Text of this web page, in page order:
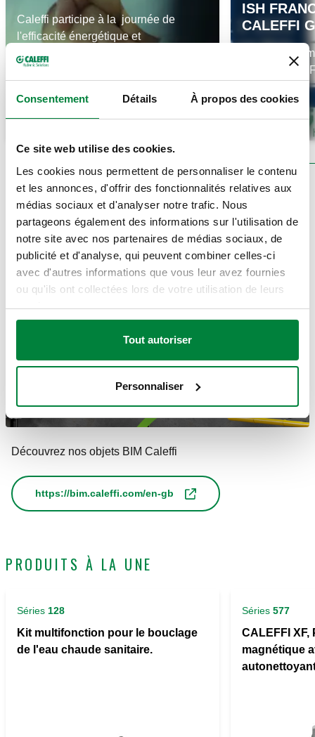
Consentement Détails À propos des cookies
Ce site web utilise des cookies.
Les cookies nous permettent de personnaliser le contenu
et les annonces, d'offrir des fonctionnalités relatives aux
médias sociaux et d'analyser notre trafic. Nous
partageons également des informations sur l'utilisation de
notre site avec nos partenaires de médias sociaux, de
publicité et d'analyse, qui peuvent combiner celles-ci
avec d'autres informations que vous leur avez fournies
ou qu'ils ont collectées lors de votre utilisation de leurs
services.
Tout autoriser
Personnaliser
Caleffi participe à la journée de
l'efficacité énergétique et
environnementale à Nantes le 19
septembre 2023 à la Cité des
ISH
CALEFFI
Du 13 au 17
salon ISH de
BIM
bim.caleffi.com
Découvrez nos objets BIM Caleffi
https://bim.caleffi.com/en-gb
PRODUITS À LA UNE
Séries 128
Kit multifonction pour le bouclage
de l'eau chaude sanitaire.
Séries 577
CALEFFI
magnétique